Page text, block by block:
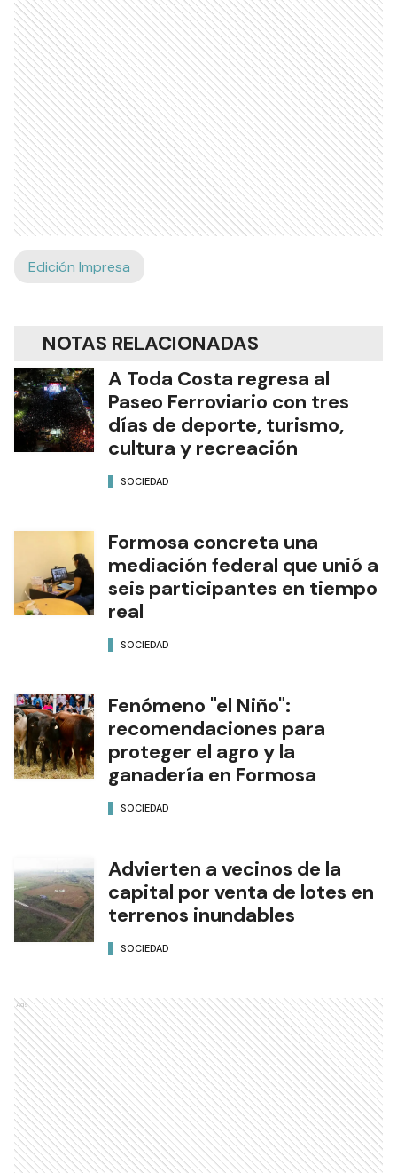
Edición Impresa
NOTAS RELACIONADAS
A Toda Costa regresa al
Paseo Ferroviario con tres
días de deporte, turismo,
cultura y recreación
SOCIEDAD
Formosa concreta una
mediación federal que unió a
seis participantes en tiempo
real
SOCIEDAD
Fenómeno "el Niño":
recomendaciones para
proteger el agro y la
ganadería en Formosa
SOCIEDAD
Advierten a vecinos de la
capital por venta de lotes en
terrenos inundables
SOCIEDAD
Ads